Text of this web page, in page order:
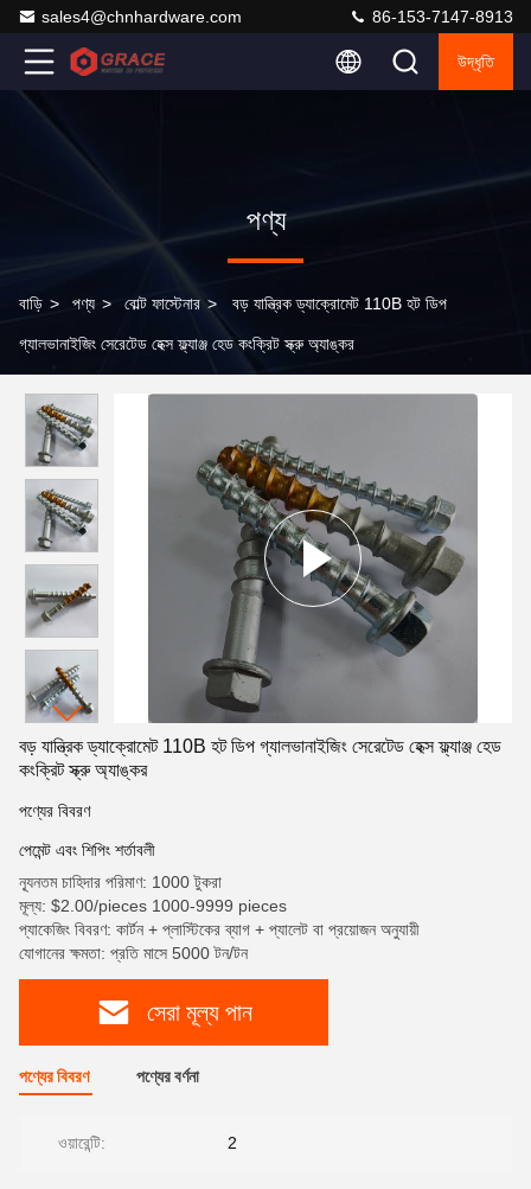
sales4@chnhardware.com 86-153-7147-8913
উদ্ধৃতি
পণ্য
বাড়ি > পণ্য > বোল্ট ফাস্টেনার > বড় যান্ত্রিক ড্যাক্রোমেট 110B হট ডিপ
গ্যালভানাইজিং সেরেটেড হেক্স ফ্ল্যাঞ্জ হেড কংক্রিট স্ক্রু অ্যাঙ্কর
বড় যান্ত্রিক ড্যাক্রোমেট 110B হট ডিপ গ্যালভানাইজিং সেরেটেড হেক্স ফ্ল্যাঞ্জ হেড
কংক্রিট স্ক্রু অ্যাঙ্কর
পণ্যের বিবরণ
পেমেন্ট এবং শিপিং শর্তাবলী
ন্যূনতম চাহিদার পরিমাণ: 1000 টুকরা
মূল্য: $2.00/pieces 1000-9999 pieces
প্যাকেজিং বিবরণ: কার্টন + প্লাস্টিকের ব্যাগ + প্যালেট বা প্রয়োজন অনুযায়ী
যোগানের ক্ষমতা: প্রতি মাসে 5000 টন/টন
সেরা মূল্য পান
পণ্যের বিবরণ পণ্যের বর্ণনা
ওয়ারেন্টি: 2